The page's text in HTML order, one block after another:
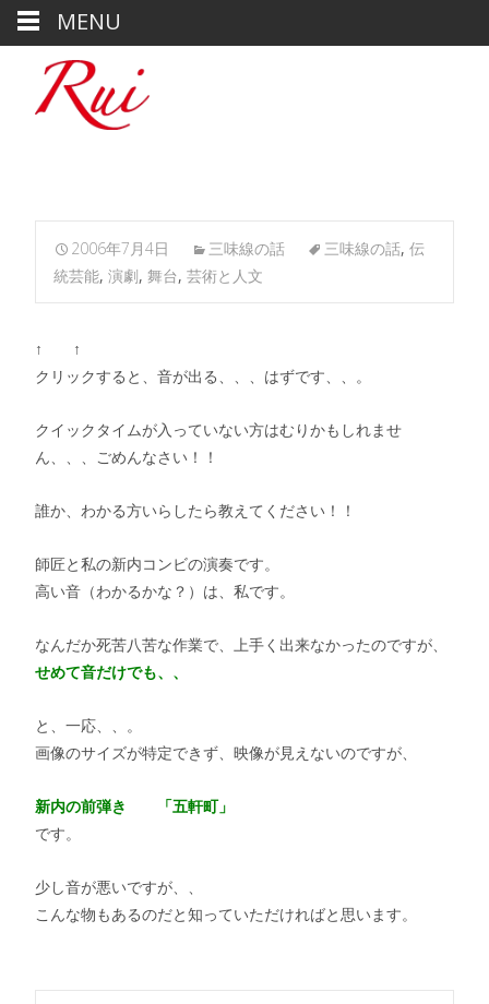
2006年7月4日 三味線の話 三味線の話, 伝
統芸能, 演劇, 舞台, 芸術と人文
↑ ↑
クリックすると、音が出る、、、はずです、、。
クイックタイムが入っていない方はむりかもしれませ
ん、、、ごめんなさい！！
誰か、わかる方いらしたら教えてください！！
師匠と私の新内コンビの演奏です。
高い音（わかるかな？）は、私です。
なんだか死苦八苦な作業で、上手く出来なかったのですが、
せめて音だけでも、、
と、一応、、。
画像のサイズが特定できず、映像が見えないのですが、
新内の前弾き 「五軒町」
です。
少し音が悪いですが、、
こんな物もあるのだと知っていただければと思います。
MENU